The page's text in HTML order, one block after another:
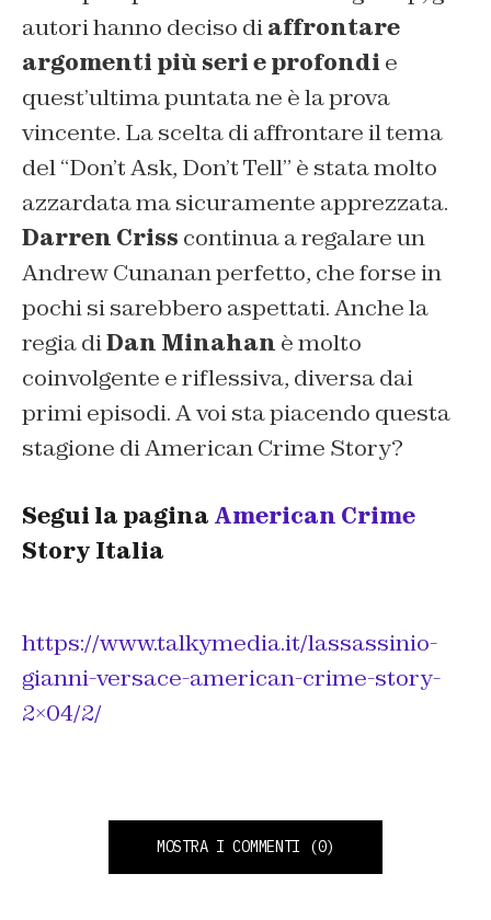
autori hanno deciso diaffrontare
argomenti più seri e profondi e
quest’ultima puntata ne è la prova
vincente. La scelta di affrontare il tema
del “Don’t Ask, Don’t Tell” è stata molto
azzardata ma sicuramente apprezzata.
Darren Criss continua a regalare un
Andrew Cunanan perfetto, che forse in
pochi si sarebbero aspettati. Anche la
regia diDan Minahan è molto
coinvolgente e riflessiva, diversa dai
primi episodi. A voi sta piacendo questa
stagione di American Crime Story?
Segui la pagina American Crime
Story Italia
https://www.talkymedia.it/lassassinio-
gianni-versace-american-crime-story-
2×04/2/
MOSTRA I COMMENTI (0)